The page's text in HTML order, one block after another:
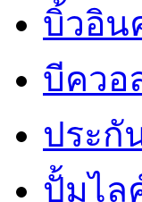
บิ้วอิน
บีควอ
ประกั
ปั้มไล